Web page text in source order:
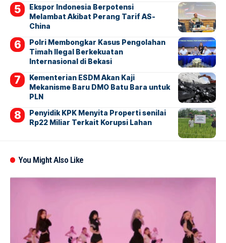
Ekspor Indonesia Berpotensi
Melambat Akibat Perang Tarif AS-
China
Polri Membongkar Kasus Pengolahan
Timah Ilegal Berkekuatan
Internasional di Bekasi
Kementerian ESDM Akan Kaji
Mekanisme Baru DMO Batu Bara untuk
PLN
Penyidik KPK Menyita Properti senilai
Rp22 Miliar Terkait Korupsi Lahan
You Might Also Like